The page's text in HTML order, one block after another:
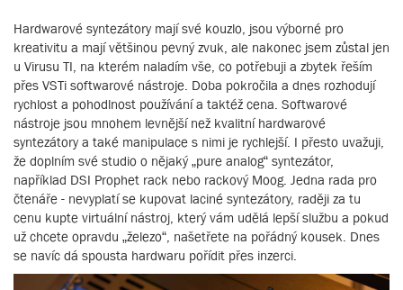
Hardwarové syntezátory mají své kouzlo, jsou výborné pro
kreativitu a mají většinou pevný zvuk, ale nakonec jsem zůstal jen
u Virusu TI, na kterém naladím vše, co potřebuji a zbytek řeším
přes VSTi softwarové nástroje. Doba pokročila a dnes rozhodují
rychlost a pohodlnost používání a taktéž cena. Softwarové
nástroje jsou mnohem levnější než kvalitní hardwarové
syntezátory a také manipulace s nimi je rychlejší. I přesto uvažuji,
že doplním své studio o nějaký „pure analog“ syntezátor,
například DSI Prophet rack nebo rackový Moog. Jedna rada pro
čtenáře - nevyplatí se kupovat laciné syntezátory, raději za tu
cenu kupte virtuální nástroj, který vám udělá lepší službu a pokud
už chcete opravdu „železo“, našetřete na pořádný kousek. Dnes
se navíc dá spousta hardwaru pořídit přes inzerci.